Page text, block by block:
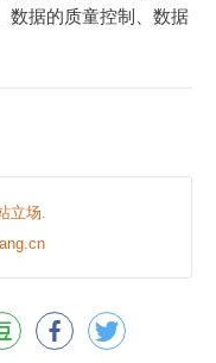
数据的质童控制、数据
立场.